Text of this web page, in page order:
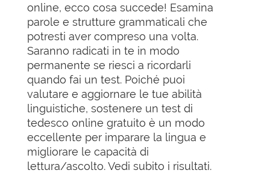
online, ecco cosa succede! Esamina
parole e strutture grammaticali che
potresti aver compreso una volta.
Saranno radicati in te in modo
permanente se riesci a ricordarli
quando fai un test. Poiché puoi
valutare e aggiornare le tue abilità
linguistiche, sostenere un test di
tedesco online gratuito è un modo
eccellente per imparare la lingua e
migliorare le capacità di
lettura/ascolto. Vedi subito i risultati.